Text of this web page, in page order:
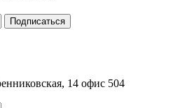
14 офис 504